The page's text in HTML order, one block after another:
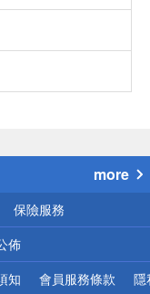
more
保險服務
佈
知 會員服務條款 隱